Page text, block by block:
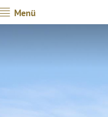
Menü